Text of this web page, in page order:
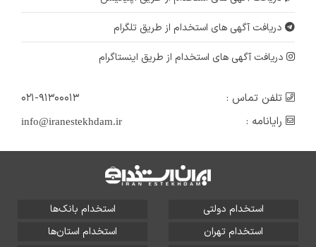
تهران
دریافت آگهی های استخدام از طریق تلگرام
دریافت آگهی های استخدام از طریق اینستاگرام
تلفن تماس :
۰۲۱-۹۱۳۰۰۰۱۳
رایانامه :
info@iranestekhdam.ir
استخدام دولتی
استخدام بانک‌ها
استخدام تهران
استخدام استان‌ها